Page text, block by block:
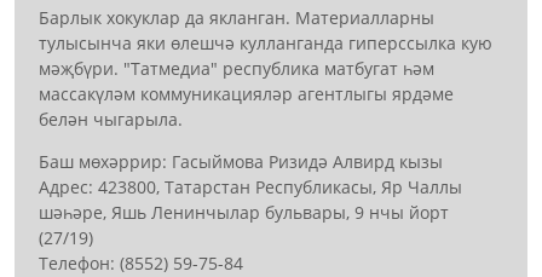
Барлык хокуклар да якланган. Материалларны
тулысынча яки өлешчә кулланганда гиперссылка кую
мәҗбүри. "Татмедиа" республика матбугат һәм
массакүләм коммуникацияләр агентлыгы ярдәме
белән чыгарыла.
Баш мөхәррир: Гасыймова Ризидә Алвирд кызы
Адрес: 423800, Татарстан Республикасы, Яр Чаллы
шәһәре, Яшь Ленинчылар бульвары, 9 нчы йорт
(27/19)
Телефон: (8552) 59-75-84